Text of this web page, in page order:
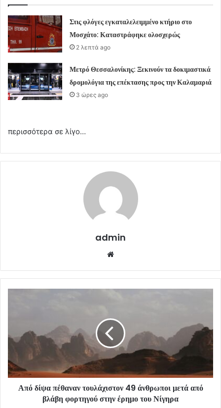
Στις φλόγες εγκαταλελειμμένο κτήριο στο
Μοσχάτο: Καταστράφηκε ολοσχερώς
2 λεπτά ago
Μετρό Θεσσαλονίκης: Ξεκινούν τα δοκιμαστικά
δρομολόγια της επέκτασης προς την Καλαμαριά
3 ώρες ago
περισσότερα σε λίγο…
admin
Από δίψα πέθαναν τουλάχιστον 49 άνθρωποι μετά από
βλάβη φορτηγού στην έρημο του Νίγηρα